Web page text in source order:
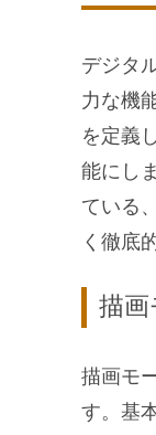
デジタ
力な機
を定義
能にし
ている
く徹底
描画
描画モ
す。基